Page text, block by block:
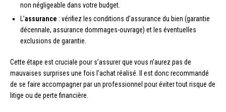
non négligeable dans votre budget.
L’assurance : vérifiez les conditions d’assurance du bien (garantie
décennale, assurance dommages-ouvrage) et les éventuelles
exclusions de garantie.
Cette étape est cruciale pour s’assurer que vous n’aurez pas de
mauvaises surprises une fois l’achat réalisé. Il est donc recommandé
de se faire accompagner par un professionnel pour éviter tout risque de
litige ou de perte financière.